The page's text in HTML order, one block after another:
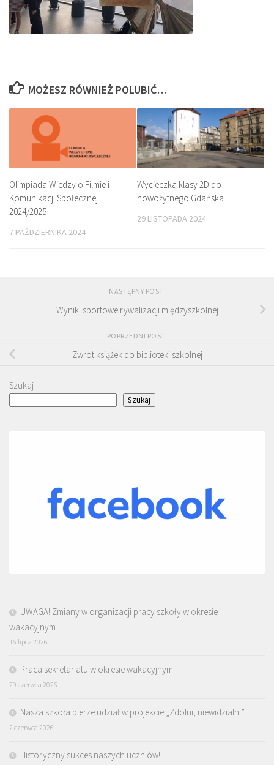
MOŻESZ RÓWNIEŻ POLUBIĆ…
Olimpiada Wiedzy o Filmie i
Komunikacji Społecznej
2024/2025
7 PAŹDZIERNIKA 2024
Wycieczka klasy 2D do
nowożytnego Gdańska
29 LISTOPADA 2024
NASTĘPNY POST
Wyniki sportowe rywalizacji międzyszkolnej
POPRZEDNI POST
Zwrot książek do biblioteki szkolnej
Szukaj
Szukaj
UWAGA! Zmiany w organizacji pracy szkoły w okresie
wakacyjnym
16 lipca 2026
Praca sekretariatu w okresie wakacyjnym
29 czerwca 2026
Nasza szkoła bierze udział w projekcie „Zdolni, niewidzialni”
2 czerwca 2026
Historyczny sukces naszych uczniów!